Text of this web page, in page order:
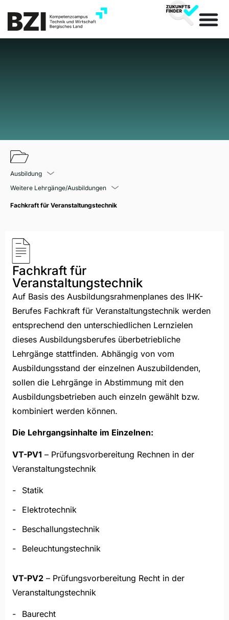
Ausbildung
Weitere Lehrgänge/Ausbildungen
Fachkraft für Veranstaltungstechnik
Fachkraft für
Veranstaltungstechnik
Auf Basis des Ausbildungsrahmenplanes des IHK-
Berufes Fachkraft für Veranstaltungstechnik werden
entsprechend den unterschiedlichen Lernzielen
dieses Ausbildungsberufes überbetriebliche
Lehrgänge stattfinden. Abhängig von vom
Ausbildungsstand der einzelnen Auszubildenden,
sollen die Lehrgänge in Abstimmung mit den
Ausbildungsbetrieben auch einzeln gewählt bzw.
kombiniert werden können.
Die Lehrgangsinhalte im Einzelnen:
VT-PV1 – Prüfungsvorbereitung Rechnen in der
Veranstaltungstechnik
Statik
Elektrotechnik
Beschallungstechnik
Beleuchtungstechnik
VT-PV2 – Prüfungsvorbereitung Recht in der
Veranstaltungstechnik
Baurecht